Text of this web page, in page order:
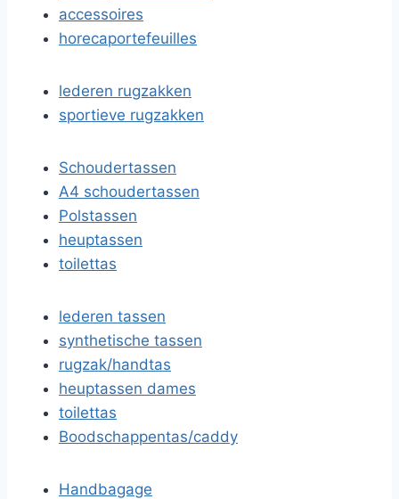
accessoires
horecaportefeuilles
lederen rugzakken
sportieve rugzakken
Schoudertassen
A4 schoudertassen
Polstassen
heuptassen
toilettas
lederen tassen
synthetische tassen
rugzak/handtas
heuptassen dames
toilettas
Boodschappentas/caddy
Handbagage